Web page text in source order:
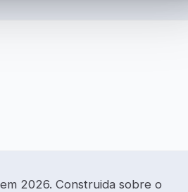
2026. Construida sobre o